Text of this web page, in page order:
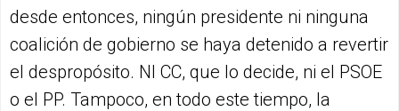
desde entonces, ningún presidente ni ninguna
coalición de gobierno se haya detenido a revertir
el despropósito. NI CC, que lo decide, ni el PSOE
o el PP. Tampoco, en todo este tiempo, la